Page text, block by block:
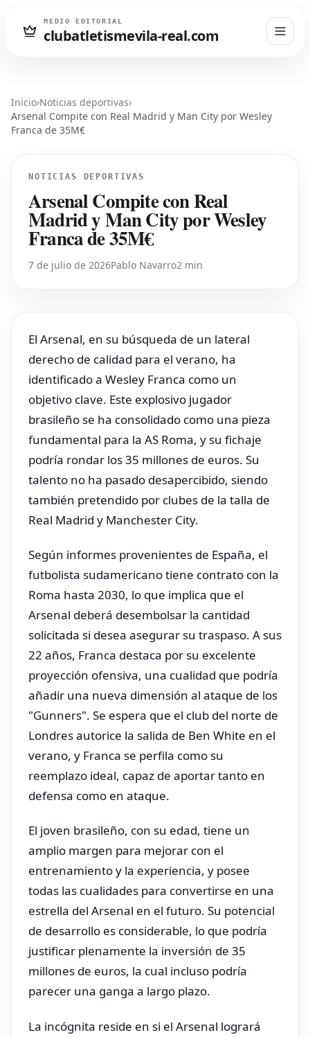
MEDIO EDITORIAL
clubatletismevila-real.com
Inicio›Noticias deportivas›
Arsenal Compite con Real Madrid y Man City por Wesley
Franca de 35M€
NOTICIAS DEPORTIVAS
Arsenal Compite con Real
Madrid y Man City por Wesley
Franca de 35M€
7 de julio de 2026Pablo Navarro2 min
El Arsenal, en su búsqueda de un lateral
derecho de calidad para el verano, ha
identificado a Wesley Franca como un
objetivo clave. Este explosivo jugador
brasileño se ha consolidado como una pieza
fundamental para la AS Roma, y su fichaje
podría rondar los 35 millones de euros. Su
talento no ha pasado desapercibido, siendo
también pretendido por clubes de la talla de
Real Madrid y Manchester City.
Según informes provenientes de España, el
futbolista sudamericano tiene contrato con la
Roma hasta 2030, lo que implica que el
Arsenal deberá desembolsar la cantidad
solicitada si desea asegurar su traspaso. A sus
22 años, Franca destaca por su excelente
proyección ofensiva, una cualidad que podría
añadir una nueva dimensión al ataque de los
"Gunners". Se espera que el club del norte de
Londres autorice la salida de Ben White en el
verano, y Franca se perfila como su
reemplazo ideal, capaz de aportar tanto en
defensa como en ataque.
El joven brasileño, con su edad, tiene un
amplio margen para mejorar con el
entrenamiento y la experiencia, y posee
todas las cualidades para convertirse en una
estrella del Arsenal en el futuro. Su potencial
de desarrollo es considerable, lo que podría
justificar plenamente la inversión de 35
millones de euros, la cual incluso podría
parecer una ganga a largo plazo.
La incógnita reside en si el Arsenal logrará